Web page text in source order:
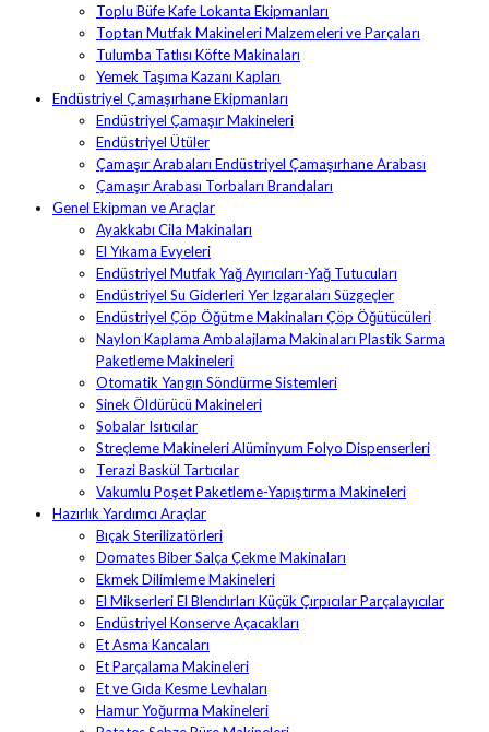
Toplu Büfe Kafe Lokanta Ekipmanları
Toptan Mutfak Makineleri Malzemeleri ve Parçaları
Tulumba Tatlısı Köfte Makinaları
Yemek Taşıma Kazanı Kapları
Endüstriyel Çamaşırhane Ekipmanları
Endüstriyel Çamaşır Makineleri
Endüstriyel Ütüler
Çamaşır Arabaları Endüstriyel Çamaşırhane Arabası
Çamaşır Arabası Torbaları Brandaları
Genel Ekipman ve Araçlar
Ayakkabı Cila Makinaları
El Yıkama Evyeleri
Endüstriyel Mutfak Yağ Ayırıcıları-Yağ Tutucuları
Endüstriyel Su Giderleri Yer Izgaraları Süzgeçler
Endüstriyel Çöp Öğütme Makinaları Çöp Öğütücüleri
Naylon Kaplama Ambalajlama Makinaları Plastik Sarma
Paketleme Makineleri
Otomatik Yangın Söndürme Sistemleri
Sinek Öldürücü Makineleri
Sobalar Isıtıcılar
Streçleme Makineleri Alüminyum Folyo Dispenserleri
Terazi Baskül Tartıcılar
Vakumlu Poşet Paketleme-Yapıştırma Makineleri
Hazırlık Yardımcı Araçlar
Bıçak Sterilizatörleri
Domates Biber Salça Çekme Makinaları
Ekmek Dilimleme Makineleri
El Mikserleri El Blendırları Küçük Çırpıcılar Parçalayıcılar
Endüstriyel Konserve Açacakları
Et Asma Kancaları
Et Parçalama Makineleri
Et ve Gıda Kesme Levhaları
Hamur Yoğurma Makineleri